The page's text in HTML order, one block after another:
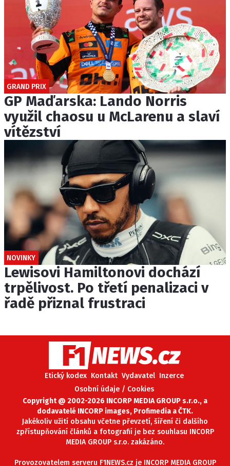
GRAND PRIX
GP Maďarska: Lando Norris
využil chaosu u McLarenu a slaví
vítězství
NOVINKY
Lewisovi Hamiltonovi dochází
trpělivost. Po třetí penalizaci v
řadě přiznal frustraci
Etický kodex Kontakt Vydavatel Inzerce
Osobní údaje / Cookies
Copyright @ 2002-2026 INCORP MEDIA GROUP s.r.o., a
dodavatelé INCORP images, Profimedia a ČTK.
Jakékoliv užití obsahu včetne převzetí, šíření či dalšího
zpřístupňování článků a fotografií je bez souhlasu INCORP
MEDIA GROUP s.r.o. zakázáno.
Provozovatelem serveru F1NEWS.cz je INCORP MEDIA GROUP